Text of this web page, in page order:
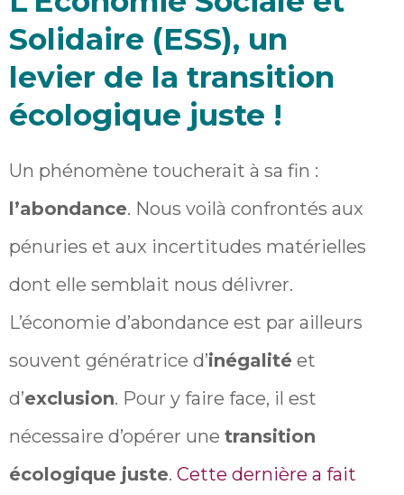
Solidaire (ESS), un
levier de la transition
écologique juste !
Un phénomène toucherait à sa fin :
l’abondance. Nous voilà confrontés aux
pénuries et aux incertitudes matérielles
dont elle semblait nous délivrer.
L’économie d’abondance est par ailleurs
souvent génératrice d’inégalité et
d’exclusion. Pour y faire face, il est
nécessaire d’opérer une transition
écologique juste. Cette dernière a fait